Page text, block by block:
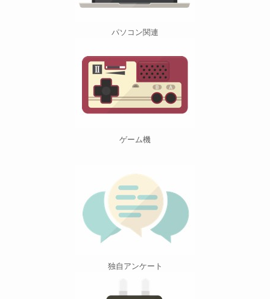
パソコン関連
ゲーム機
独自アンケート